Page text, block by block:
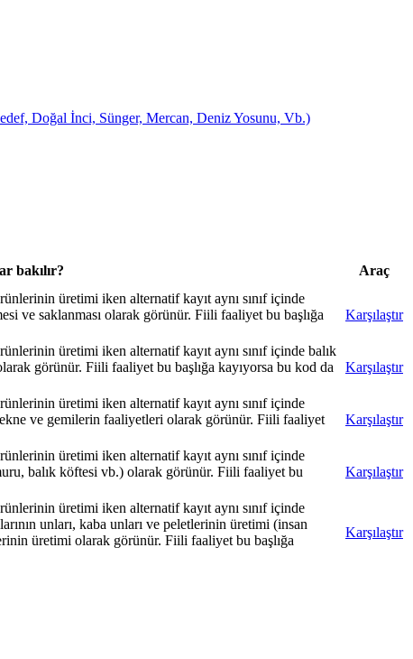
Doğal İnci, Sünger, Mercan, Deniz Yosunu, Vb.)
bakılır? Araç
üretimi iken alternatif kayıt aynı sınıf içinde
ve saklanması olarak görünür. Fiili faaliyet bu başlığa
Karşılaştır
üretimi iken alternatif kayıt aynı sınıf içinde balık
görünür. Fiili faaliyet bu başlığa kayıyorsa bu kod da
Karşılaştır
üretimi iken alternatif kayıt aynı sınıf içinde
ve gemilerin faaliyetleri olarak görünür. Fiili faaliyet
Karşılaştır
üretimi iken alternatif kayıt aynı sınıf içinde
balık köftesi vb.) olarak görünür. Fiili faaliyet bu
Karşılaştır
üretimi iken alternatif kayıt aynı sınıf içinde
unları, kaba unları ve peletlerinin üretimi (insan
üretimi olarak görünür. Fiili faaliyet bu başlığa
Karşılaştır